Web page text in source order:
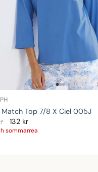
Match Top 7/8 X Ciel 005J
132 kr
sommarrea